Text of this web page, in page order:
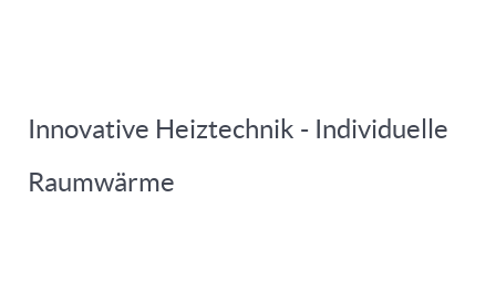
Innovative Heiztechnik - Individuelle
Raumwärme